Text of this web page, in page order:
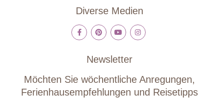
Diverse Medien
Newsletter
Möchten Sie wöchentliche Anregungen,
Ferienhausempfehlungen und Reisetipps